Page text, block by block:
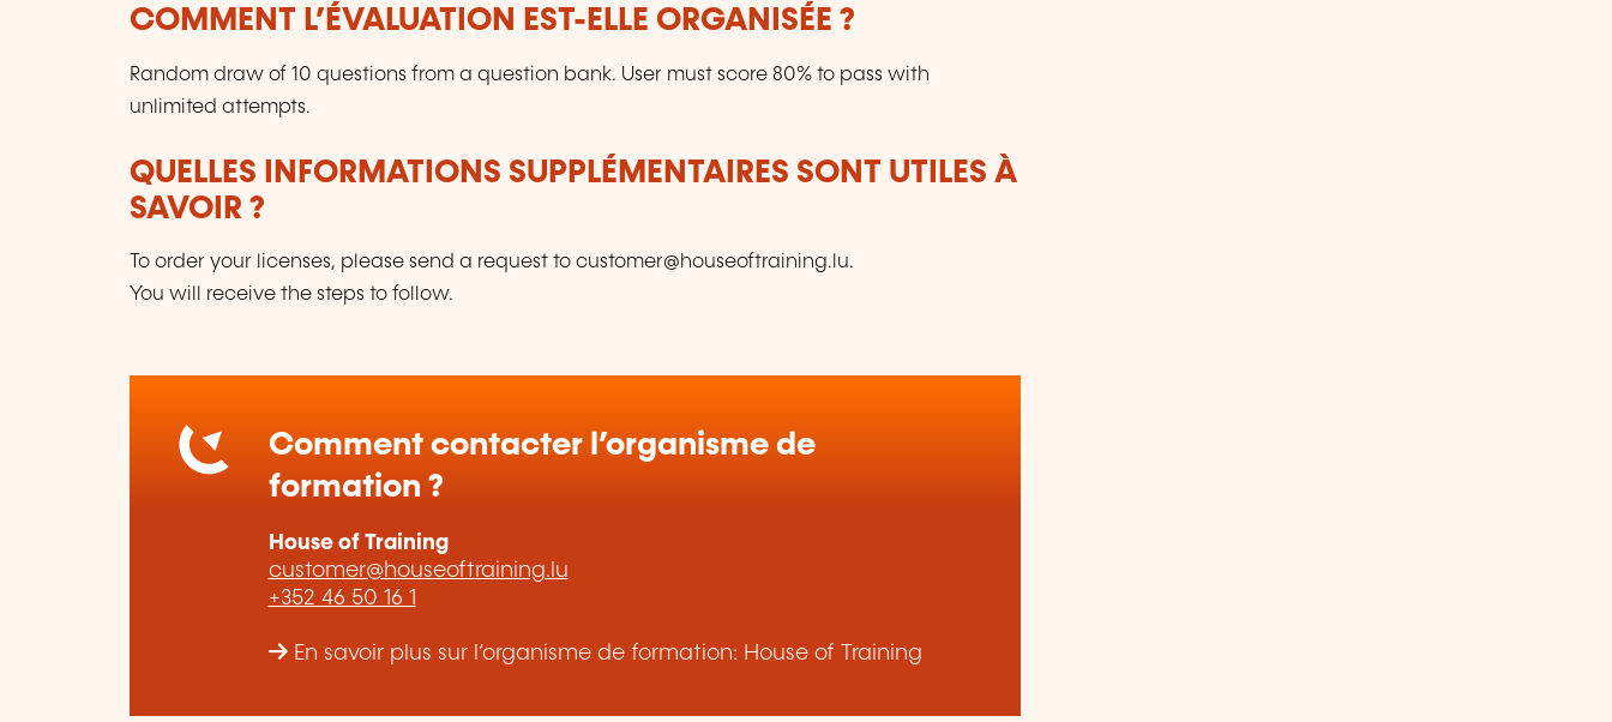
COMMENT L’ÉVALUATION EST-ELLE ORGANISÉE ?
Random draw of 10 questions from a question bank. User must score 80% to pass with
unlimited attempts.
QUELLES INFORMATIONS SUPPLÉMENTAIRES SONT UTILES À
SAVOIR ?
To order your licenses, please send a request to customer@houseoftraining.lu.
You will receive the steps to follow.
Comment contacter l’organisme de
formation ?
House of Training
customer@houseoftraining.lu
+352 46 50 16 1
En savoir plus sur l’organisme de formation: House of Training